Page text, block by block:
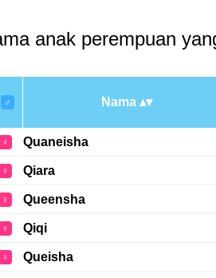
anak perempuan
♂ Nama
♀ Quaneisha
♀ Qiara
♀ Queensha
♀ Qiqi
♀ Queisha